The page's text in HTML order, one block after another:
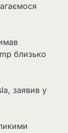
близько
заявив у